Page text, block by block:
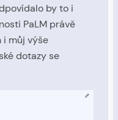
by to i
PaLM právě
i můj výše
dotazy se